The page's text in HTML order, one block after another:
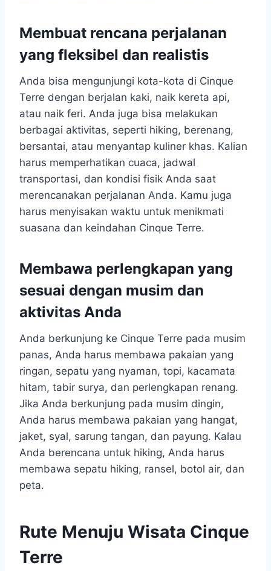
Membuat rencana perjalanan
yang fleksibel dan realistis
Anda bisa mengunjungi kota-kota di Cinque
Terre dengan berjalan kaki, naik kereta api,
atau naik feri. Anda juga bisa melakukan
berbagai aktivitas, seperti hiking, berenang,
bersantai, atau menyantap kuliner khas. Kalian
harus memperhatikan cuaca, jadwal
transportasi, dan kondisi fisik Anda saat
merencanakan perjalanan Anda. Kamu juga
harus menyisakan waktu untuk menikmati
suasana dan keindahan Cinque Terre.
Membawa perlengkapan yang
sesuai dengan musim dan
aktivitas Anda
Anda berkunjung ke Cinque Terre pada musim
panas, Anda harus membawa pakaian yang
ringan, sepatu yang nyaman, topi, kacamata
hitam, tabir surya, dan perlengkapan renang.
Jika Anda berkunjung pada musim dingin,
Anda harus membawa pakaian yang hangat,
jaket, syal, sarung tangan, dan payung. Kalau
Anda berencana untuk hiking, Anda harus
membawa sepatu hiking, ransel, botol air, dan
peta.
Rute Menuju Wisata Cinque
Terre